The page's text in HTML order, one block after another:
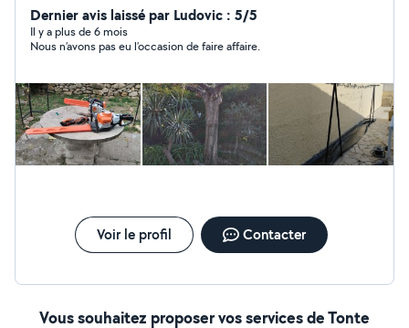
Dernier avis laissé par Ludovic : 5/5
Il y a plus de 6 mois
Nous n’avons pas eu l’occasion de faire affaire.
Voir le profil Contacter
Vous souhaitez proposer vos services de Tonte